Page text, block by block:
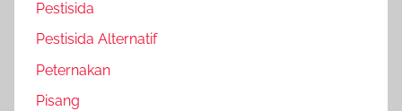
Pestisida
Pestisida Alternatif
Peternakan
Pisang